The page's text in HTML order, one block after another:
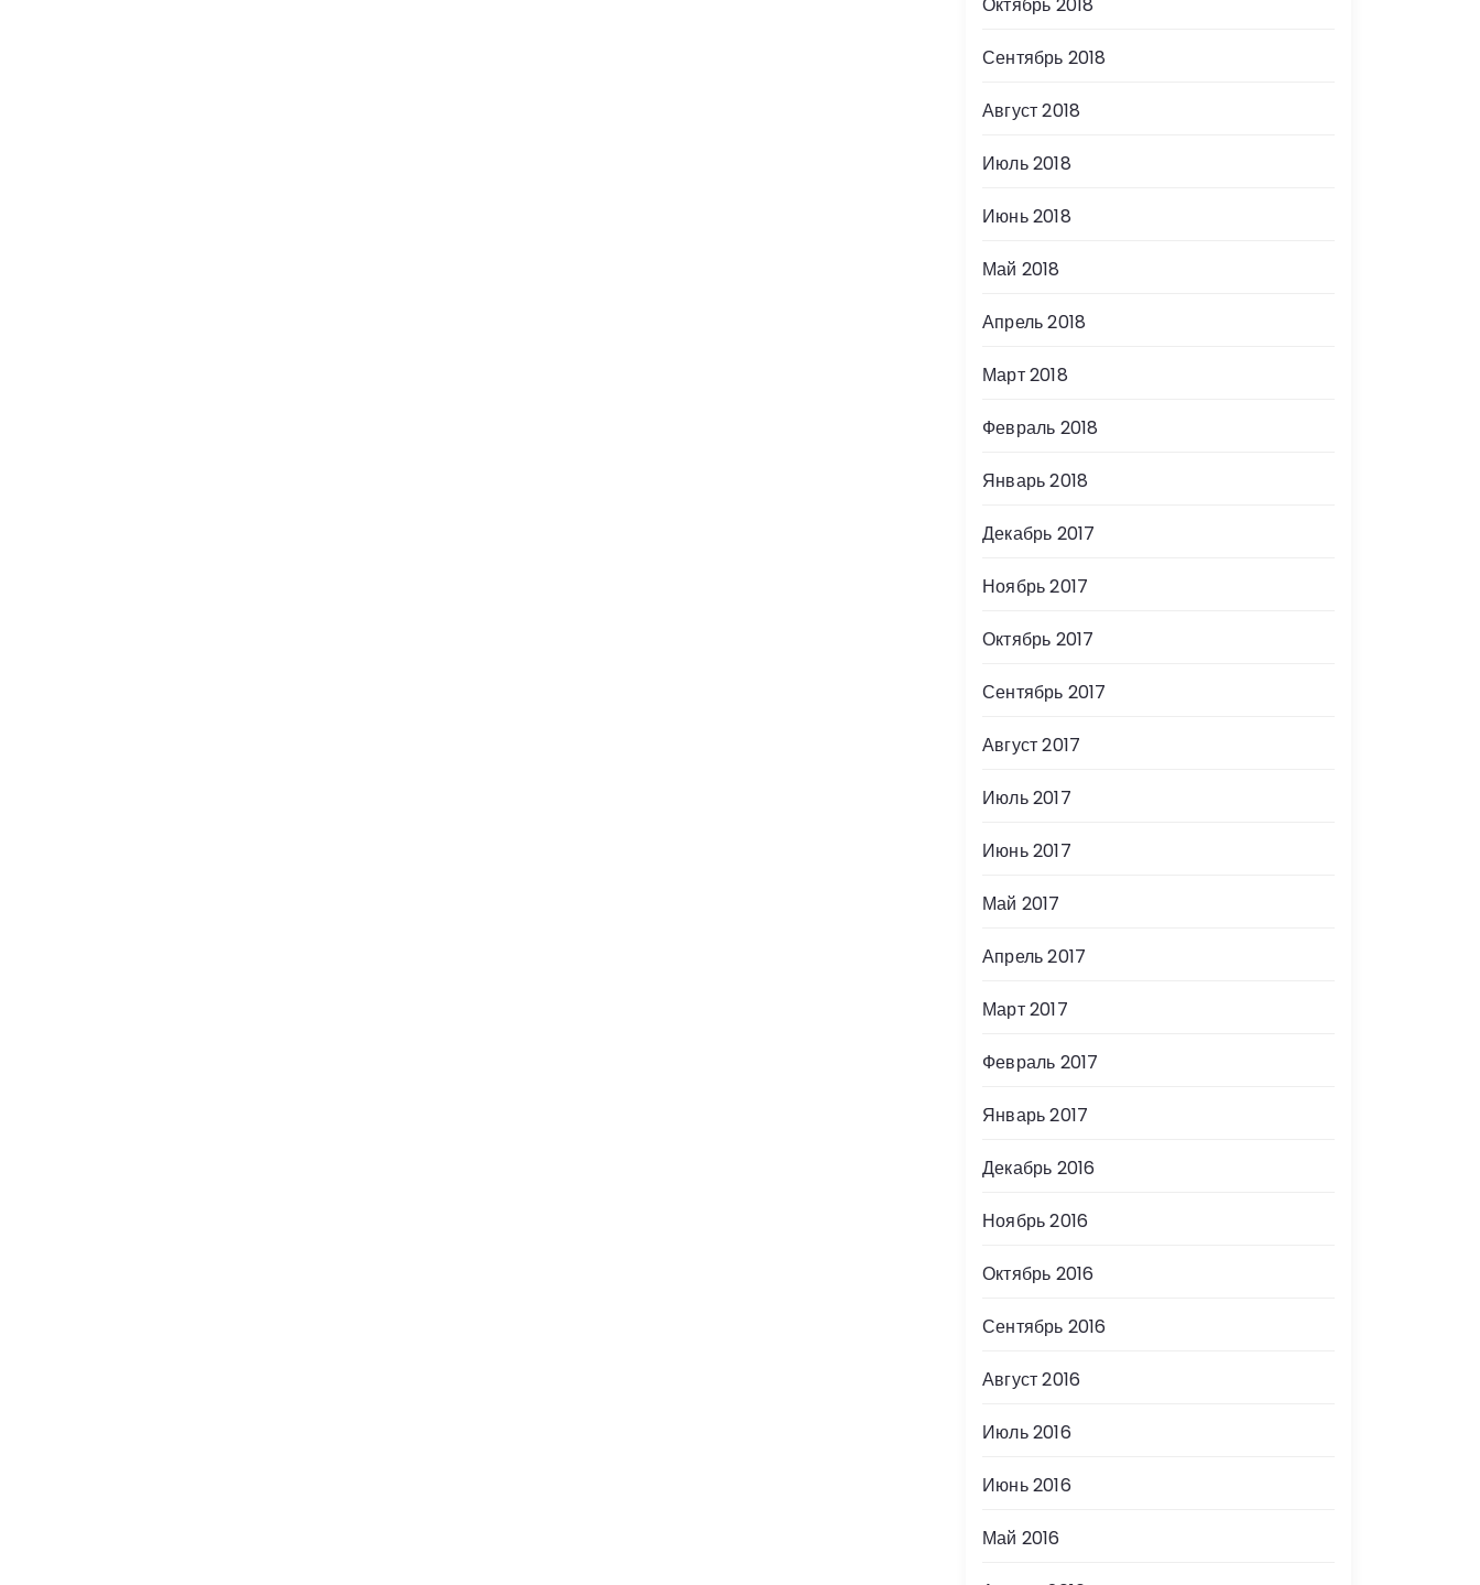
Сентябрь 2018
Август 2018
Июль 2018
Июнь 2018
Май 2018
Апрель 2018
Март 2018
Февраль 2018
Январь 2018
Декабрь 2017
Ноябрь 2017
Октябрь 2017
Сентябрь 2017
Август 2017
Июль 2017
Июнь 2017
Май 2017
Апрель 2017
Март 2017
Февраль 2017
Январь 2017
Декабрь 2016
Ноябрь 2016
Октябрь 2016
Сентябрь 2016
Август 2016
Июль 2016
Июнь 2016
Май 2016